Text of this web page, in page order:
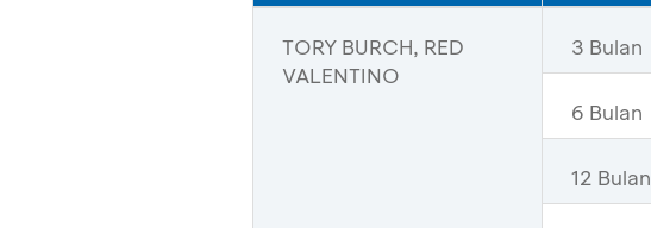
TORY BURCH, RED
VALENTINO
3 Bulan
6 Bulan
12 Bulan